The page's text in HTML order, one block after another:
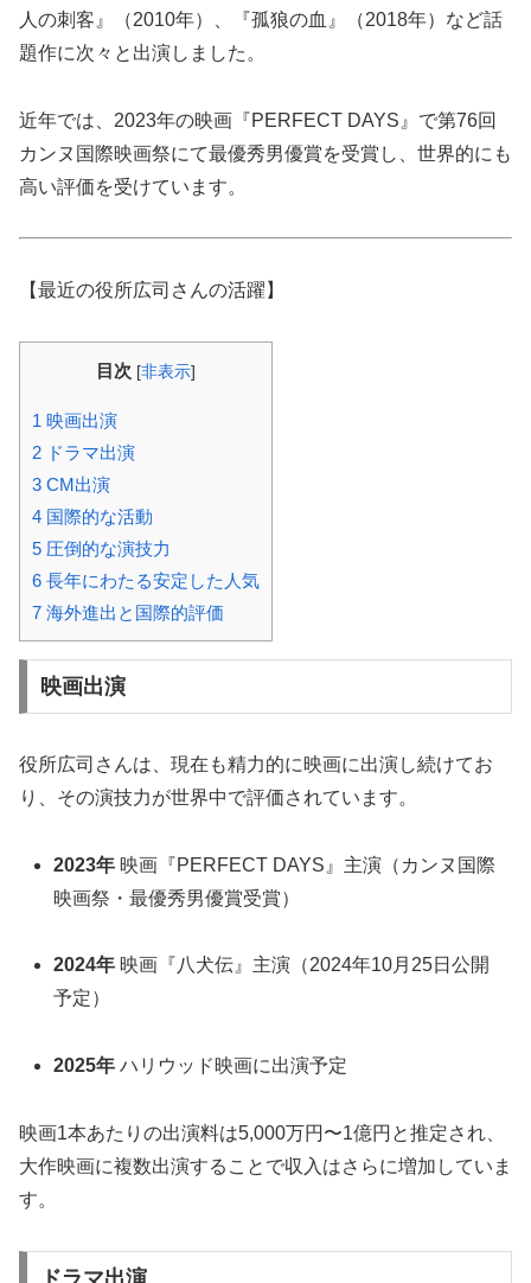
人の刺客』（2010年）、『孤狼の血』（2018年）など話
題作に次々と出演しました。
近年では、2023年の映画『PERFECT DAYS』で第76回
カンヌ国際映画祭にて最優秀男優賞を受賞し、世界的にも
高い評価を受けています。
【最近の役所広司さんの活躍】
目次 [非表示]
1 映画出演
2 ドラマ出演
3 CM出演
4 国際的な活動
5 圧倒的な演技力
6 長年にわたる安定した人気
7 海外進出と国際的評価
映画出演
役所広司さんは、現在も精力的に映画に出演し続けてお
り、その演技力が世界中で評価されています。
2023年 映画『PERFECT DAYS』主演（カンヌ国際
映画祭・最優秀男優賞受賞）
2024年 映画『八犬伝』主演（2024年10月25日公開
予定）
2025年 ハリウッド映画に出演予定
映画1本あたりの出演料は5,000万円〜1億円と推定され、
大作映画に複数出演することで収入はさらに増加していま
す。
ドラマ出演